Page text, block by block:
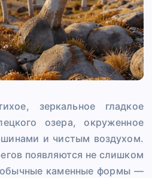
зеркальное гладкое
озера, окруженное
и чистым воздухом.
появляются не слишком
каменные формы —